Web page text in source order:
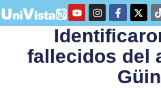
fallecidos del